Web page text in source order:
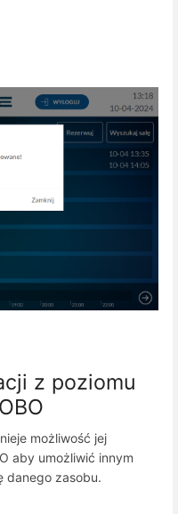
z poziomu
możliwość jej
aby umożliwić innym
danego zasobu.